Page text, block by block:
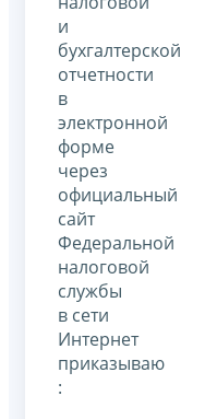
и
бухгалтерской
отчетности
в
электронной
форме
через
официальный
сайт
Федеральной
налоговой
службы
в сети
Интернет
приказываю
: